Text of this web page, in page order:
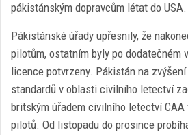
pákistánským dopravcům létat do USA.
Pákistánské úřady upřesnily, že
pilotům, ostatním byly po dodatečném
licence potvrzeny. Pákistán na
standardů v oblasti civilního letectví
britským úřadem civilního letectví
pilotů. Od listopadu do prosince